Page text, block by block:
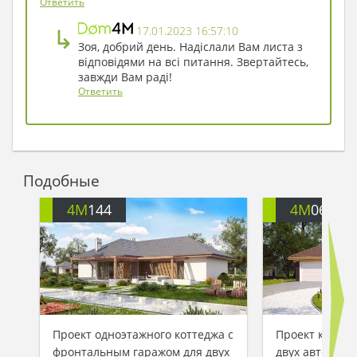
↳
17.01.2023 16:57:10
Зоя, добрий день. Надіслали Вам листа з
відповідями на всі питання. Звертайтесь,
завжди Вам раді!
Ответить
Подобные
4M144
Проект одноэтажного коттеджа с
фронтальным гаражом для двух
4M060
Проект
двух авто